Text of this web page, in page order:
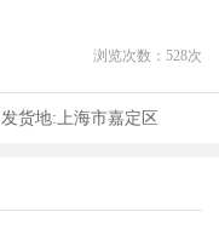
浏览次数： 528次
发货地:上海市嘉定区